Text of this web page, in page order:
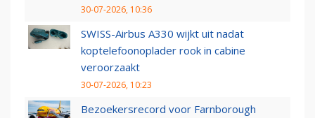
30-07-2026, 10:36
SWISS-Airbus A330 wijkt uit nadat
koptelefoonoplader rook in cabine
veroorzaakt
30-07-2026, 10:23
Bezoekersrecord voor Farnborough